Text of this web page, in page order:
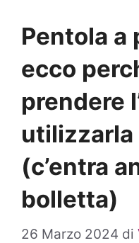
Pentola a
ecco
prendere
utilizzarla
(c’entra
bolletta)
26 Marzo 2024 di